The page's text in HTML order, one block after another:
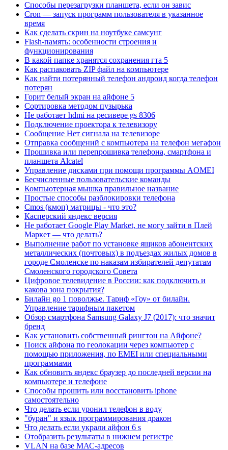
Способы перезагрузки планшета, если он завис
Cron — запуск программ пользователя в указанное
время
Как сделать скрин на ноутбуке самсунг
Flash-память: особенности строения и
функционирования
В какой папке хранятся сохранения гта 5
Как распаковать ZIP файл на компьютере
Как найти потерянный телефон андроид когда телефон
потерян
Горит белый экран на айфоне 5
Сортировка методом пузырька
Не работает hdmi на ресивере gs 8306
Подключение проектора к телевизору
Сообщение Нет сигнала на телевизоре
Отправка сообщений с компьютера на телефон мегафон
Прошивка или перепрошивка телефона, смартфона и
планшета Alcatel
Управление дисками при помощи программы AOMEI
Бесчисленные пользовательские команды
Компьютерная мышка правильное название
Простые способы разблокировки телефона
Cmos (кмоп) матрицы - что это?
Касперский яндекс версия
Не работает Google Play Market, не могу зайти в Плей
Маркет — что делать?
Выполнение работ по установке ящиков абонентских
металлических (почтовых) в подъездах жилых домов в
городе Смоленске по наказам избирателей депутатам
Смоленского городского Совета
Цифровое телевидение в России: как подключить и
какова зона покрытия?
Билайн go 1 поволжье. Тариф «Гоу» от билайн.
Управление тарифным пакетом
Обзор смартфона Samsung Galaxy J7 (2017): что значит
бренд
Как установить собственный рингтон на Айфоне?
Поиск айфона по геолокации через компьютер с
помощью приложения, по EMEI или специальными
программами
Как обновить яндекс браузер до последней версии на
компьютере и телефоне
Способы прошить или восстановить iphone
самостоятельно
Что делать если уронил телефон в воду
"буран" и язык программирования дракон
Что делать если украли айфон 6 s
Отобразить результаты в нижнем регистре
VLAN на базе МАС-адресов